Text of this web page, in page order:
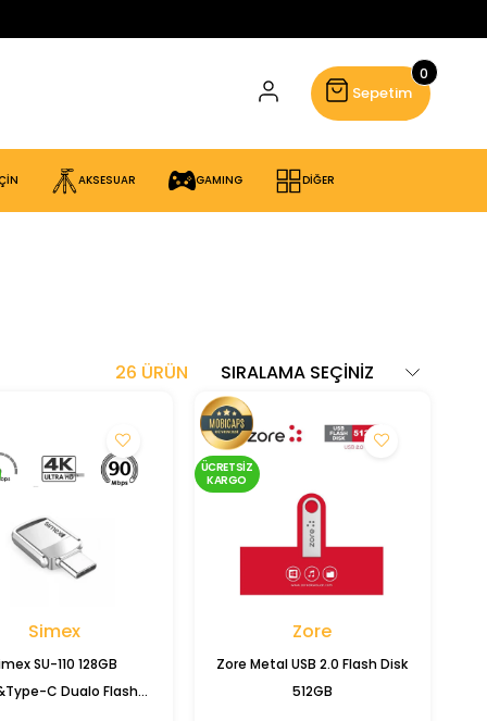
Sepetim
0
AKSESUAR GAMING DİĞER
26 ÜRÜN
Simex
SU-110 128GB
C Dualo Flash
Zore
Zore Metal USB 2.0 Flash Disk
512GB
ÜCRETSIZ
KARGO